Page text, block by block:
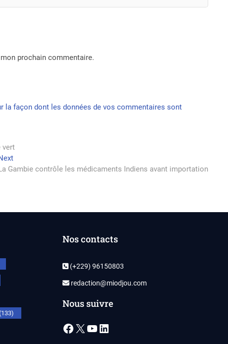
prochain commentaire.
la façon dont les données de vos commentaires sont
vert
Next
post:
Gambie contrôle les médicaments Indiens avant importation
Nos contacts
(+229) 96150803
redaction@miodjou.com
Nous suivre
Facebook
X YouTube
LinkedIn